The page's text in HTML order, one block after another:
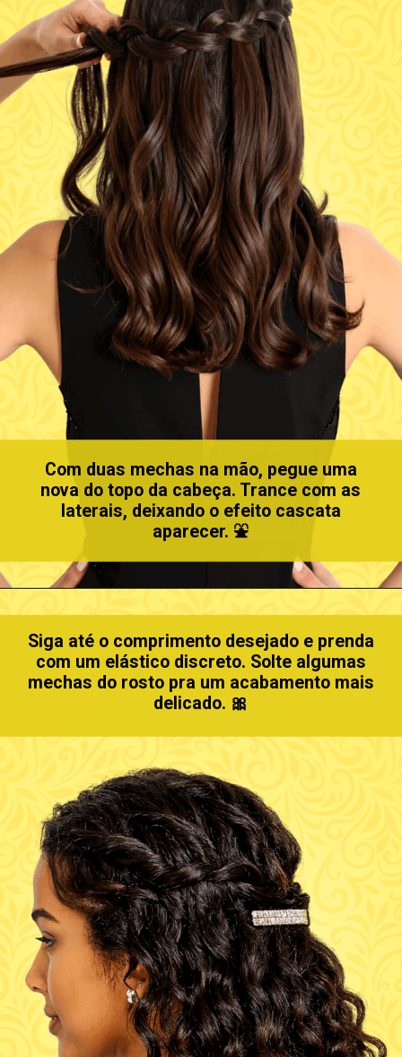
Com duas mechas na mão, pegue uma
nova do topo da cabeça. Trance com as
laterais, deixando o efeito cascata
aparecer. ⛲
Siga até o comprimento desejado e prenda
com um elástico discreto. Solte algumas
mechas do rosto pra um acabamento mais
delicado. 🎀